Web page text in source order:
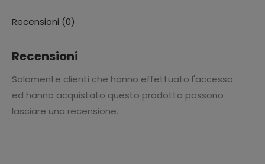
Recensioni (0)
Recensioni
Solamente clienti che hanno effettuato l'accesso
ed hanno acquistato questo prodotto possono
lasciare una recensione.